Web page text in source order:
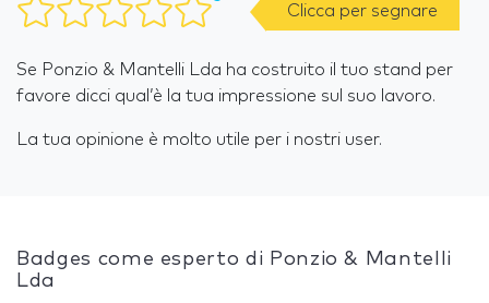
Clicca per segnare
Se Ponzio & Mantelli Lda ha costruito il tuo stand per
favore dicci qual’è la tua impressione sul suo lavoro.
La tua opinione è molto utile per i nostri user.
Badges come esperto di Ponzio & Mantelli
Lda